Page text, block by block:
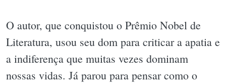
O autor, que conquistou o Prêmio Nobel de
Literatura, usou seu dom para criticar a apatia e
a indiferença que muitas vezes dominam
nossas vidas. Já parou para pensar como o